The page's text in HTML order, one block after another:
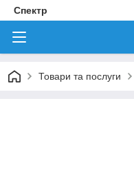
Спектр
Товари та послуги